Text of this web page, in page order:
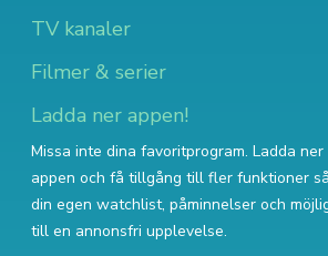
TV kanaler
Filmer & serier
Ladda ner appen!
Missa inte dina favoritprogram. Ladda ner
appen och få tillgång till fler funktioner
din egen watchlist, påminnelser och
till en annonsfri upplevelse.